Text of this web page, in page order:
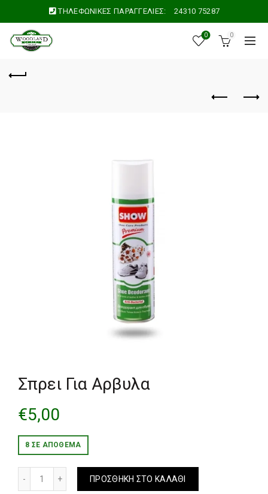
ΤΗΛΕΦΩΝΙΚΕΣ ΠΑΡΑΓΓΕΛΙΕΣ: 24310 75287
0 0
Σπρει Για Αρβυλα
€5,00
8 ΣΕ ΑΠΌΘΕΜΑ
ΠΡΟΣΘΉΚΗ ΣΤΟ ΚΑΛΆΘΙ